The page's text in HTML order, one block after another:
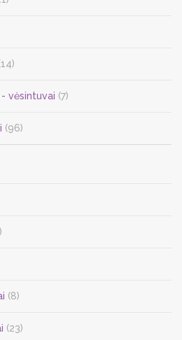
vėsintuvai (7)
(96)
(8)
(23)